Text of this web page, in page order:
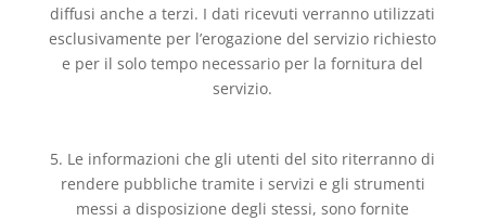
diffusi anche a terzi. I dati ricevuti verranno utilizzati
esclusivamente per l’erogazione del servizio richiesto
e per il solo tempo necessario per la fornitura del
servizio.
5. Le informazioni che gli utenti del sito riterranno di
rendere pubbliche tramite i servizi e gli strumenti
messi a disposizione degli stessi, sono fornite